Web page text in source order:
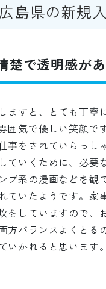
広島県の新規
楚で透明感が
ますと、とても丁寧
囲気で優しい笑顔で
事をされていらっし
ていくために、必要
プ系の漫画などを観
ていたようです。家
をしていますので、
方バランスよくとる
いかれると思います。